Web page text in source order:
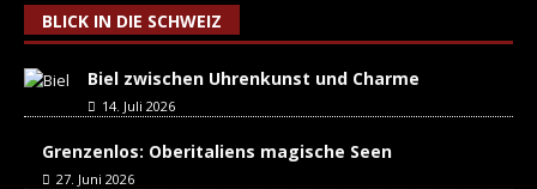
BLICK IN DIE SCHWEIZ
Biel zwischen Uhrenkunst und Charme
14. Juli 2026
Grenzenlos: Oberitaliens magische Seen
27. Juni 2026